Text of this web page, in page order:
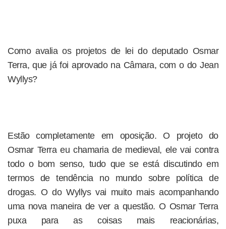
Como avalia os projetos de lei do deputado Osmar
Terra, que já foi aprovado na Câmara, com o do Jean
Wyllys?
Estão completamente em oposição. O projeto do
Osmar Terra eu chamaria de medieval, ele vai contra
todo o bom senso, tudo que se está discutindo em
termos de tendência no mundo sobre política de
drogas. O do Wyllys vai muito mais acompanhando
uma nova maneira de ver a questão. O Osmar Terra
puxa para as coisas mais reacionárias,